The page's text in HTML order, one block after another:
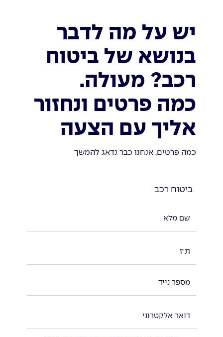
יש על מה לדבר
בנושא של ביטוח
רכב? מעולה.
כמה פרטים ונחזור
אליך עם הצעה
כמה פרטים, אנחנו כבר נדאג להמשך
ביטוח רכב